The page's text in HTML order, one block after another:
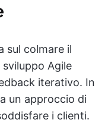
sul colmare il
Agile
iterativo. In
un approccio di
i clienti.